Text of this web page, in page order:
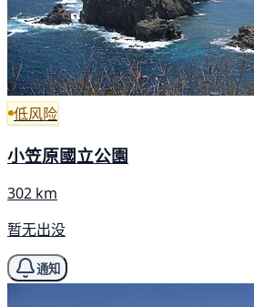
低风险
小笠原國立公園
302 km
暂无出没
通知